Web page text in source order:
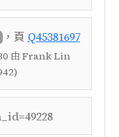
，頁 Q45381697
由 Frank Lin